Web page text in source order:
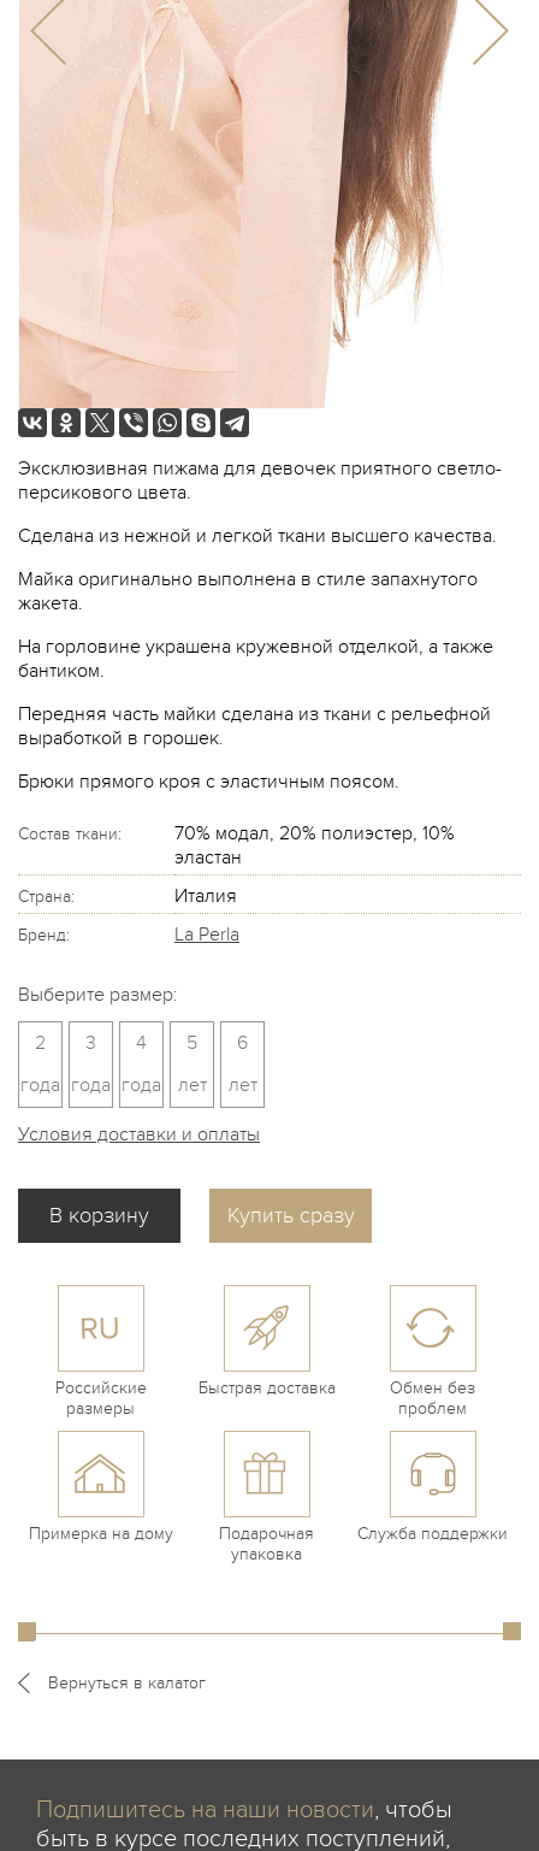
Эксклюзивная пижама для девочек приятного светло-
персикового цвета.
Сделана из нежной и легкой ткани высшего качества.
Майка оригинально выполнена в стиле запахнутого
жакета.
На горловине украшена кружевной отделкой, а также
бантиком.
Передняя часть майки сделана из ткани с рельефной
выработкой в горошек.
Брюки прямого кроя с эластичным поясом.
Состав ткани:
70% модал, 20% полиэстер, 10%
эластан
Страна: Италия
Бренд: La Perla
Выберите размер:
2
года
3
года
4
года
5
лет
6
лет
Условия доставки и оплаты
Купить сразу
Российские
размеры
Быстрая доставка
Обмен без
проблем
Примерка на дому
Подарочная
упаковка
Служба поддержки
Вернуться в калатог
Подпишитесь на наши новости, чтобы
быть в курсе последних поступлений,